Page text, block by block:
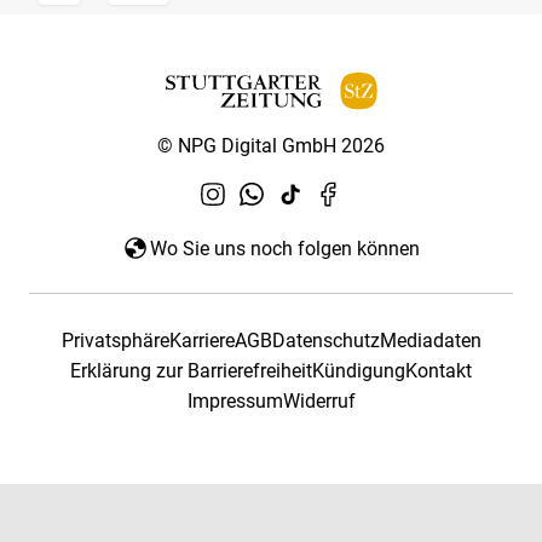
© NPG Digital GmbH 2026
Wo Sie uns noch folgen können
PrivatsphäreKarriereAGBDatenschutzMediadaten
Erklärung zur BarrierefreiheitKündigungKontakt
ImpressumWiderruf